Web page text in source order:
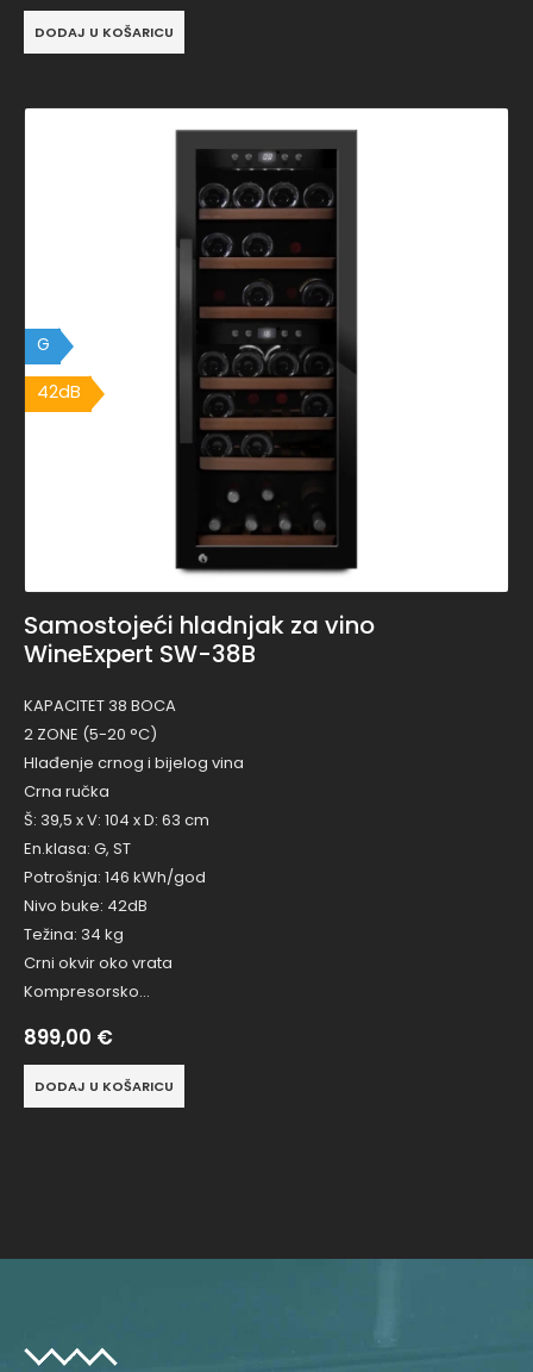
DODAJ U KOŠARICU
42dB
G
Samostojeći hladnjak za vino
WineExpert SW-38B
KAPACITET 38 BOCA
2 ZONE (5-20 °C)
Hlađenje crnog i bijelog vina
Crna ručka
Š: 39,5 x V: 104 x D: 63 cm
En.klasa: G, ST
Potrošnja: 146 kWh/god
Nivo buke: 42dB
Težina: 34 kg
Crni okvir oko vrata
Kompresorsko…
899,00 €
DODAJ U KOŠARICU